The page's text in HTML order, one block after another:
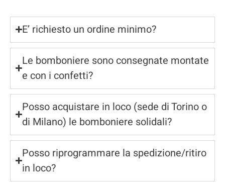
E’ richiesto un ordine minimo?
Le bomboniere sono consegnate montate
e con i confetti?
Posso acquistare in loco (sede di Torino o
di Milano) le bomboniere solidali?
Posso riprogrammare la spedizione/ritiro
in loco?